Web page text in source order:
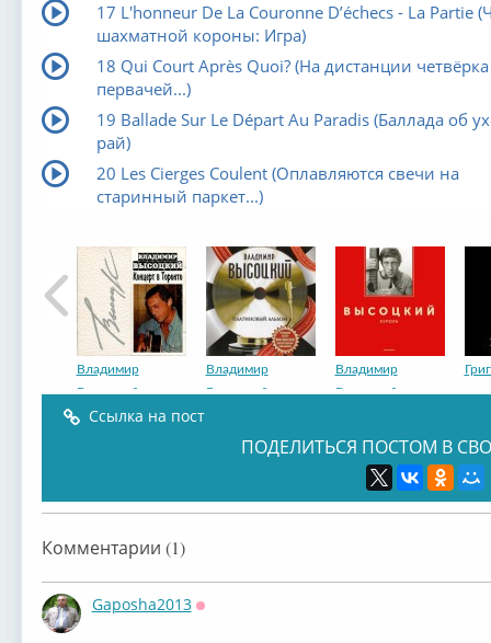
17 L'honneur De La Couronne D’échecs - La Partie
шахматной короны: Игра)
18 Qui Court Après Quoi? (На дистанции четвёрка
первачей...)
19 Ballade Sur Le Départ Au Paradis (Баллада об
рай)
20 Les Cierges Coulent (Оплавляются свечи на
старинный паркет...)
Владимир
Высоцкий
Владимир
Высоцкий
Владимир
Высоцкий
Ссылка на пост
ПОДЕЛИТЬСЯ ПОСТОМ В
Комментарии (1)
Gaposha2013